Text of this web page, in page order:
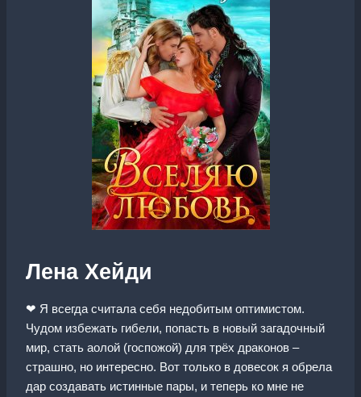
Лена Хейди
❤ Я всегда считала себя недобитым оптимистом.
Чудом избежать гибели, попасть в новый загадочный
мир, стать аолой (госпожой) для трёх драконов –
страшно, но интересно. Вот только в довесок я обрела
дар создавать истинные пары, и теперь ко мне не